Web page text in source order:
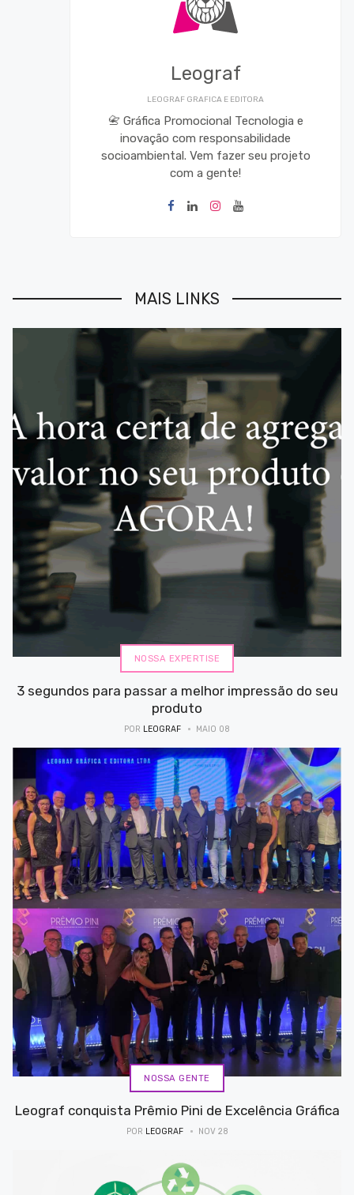
Leograf
LEOGRAF GRAFICA E EDITORA
📇 Gráfica Promocional Tecnologia e
inovação com responsabilidade
socioambiental. Vem fazer seu projeto
com a gente!
MAIS LINKS
NOSSA EXPERTISE
3 segundos para passar a melhor impressão do seu
produto
POR LEOGRAF MAIO 08
NOSSA GENTE
Leograf conquista Prêmio Pini de Excelência Gráfica
POR LEOGRAF NOV 28